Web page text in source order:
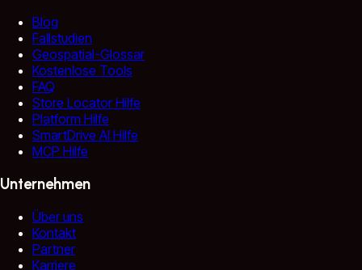
Blog
Fallstudien
Geospatial-Glossar
Kostenlose Tools
FAQ
Store Locator Hilfe
Platform Hilfe
SmartDrive AI Hilfe
MCP Hilfe
Unternehmen
Über uns
Kontakt
Partner
Karriere